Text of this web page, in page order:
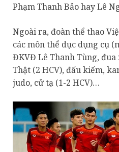
Phạm Thanh Bảo hay Lê
Ngoài ra, đoàn thể thao
các môn thể dục dụng cụ
ĐKVĐ Lê Thanh Tùng, đua
Thật (2 HCV), đấu kiếm,
judo, cử tạ (1-2 HCV)…